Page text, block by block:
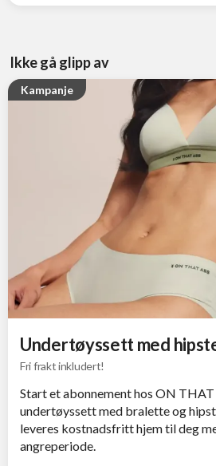
Ikke gå glipp av
Kampanje
Undertøyssett med
Fri frakt inkludert!
Start et abonnement hos ON
undertøyssett med bralette og
leveres kostnadsfritt hjem til deg
angreperiode.